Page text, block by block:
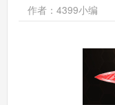
作者：4399小编